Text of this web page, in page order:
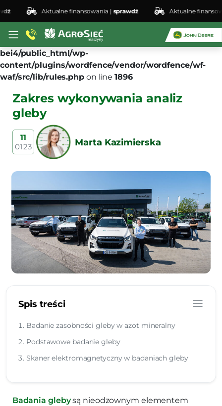
Deprecated
: preg_replace(): Passing null to parameter
#3 ($subject) of type array|string is deprecated in
/home/klient.dhosting.pl/lswis6155/agro-siec.pl-
bei4/public_html/wp-
content/plugins/wordfence/vendor/wordfence/wf-
waf/src/lib/rules.phpon line1896
Aktualne finansowania |sprawdź Aktualne
Zakres wykonywania analiz
gleby
11
01.23
Marta Kazimierska
Spis treści
Badanie zasobności gleby w azot mineralny
Podstawowe badanie gleby
Skaner elektromagnetyczny w badaniach gleby
Badania glebysą nieodzownym elementem